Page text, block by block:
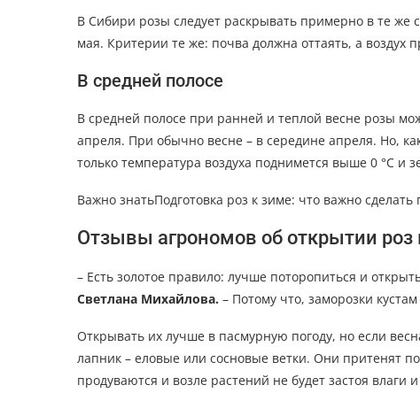
В Сибири розы следует раскрывать примерно в те же
мая. Критерии те же: почва должна оттаять, а воздух
В средней полосе
В средней полосе при ранней и теплой весне розы
апреля. При обычно весне – в середине апреля. Но,
только температура воздуха поднимется выше 0 °С и
Важно знатьПодготовка роз к зиме: что важно сделать
Отзывы агрономов об открытии роз
– Есть золотое правило: лучше поторопиться и
Светлана Михайлова. – Потому что, заморозки
Открывать их лучше в пасмурную погоду, но если
лапник – еловые или сосновые ветки. Они притенят
продуваются и возле растений не будет застоя